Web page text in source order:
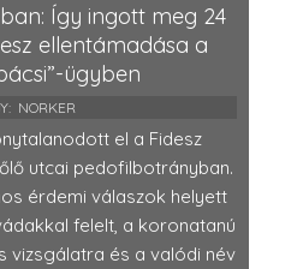
Így ingott meg 24
ellentámadása a
ügyben
NORKER
el a Fidesz
utcai pedofilbotrányban.
érdemi válaszok helyett
felelt, a koronatanú
vizsgálatra és a valódi név